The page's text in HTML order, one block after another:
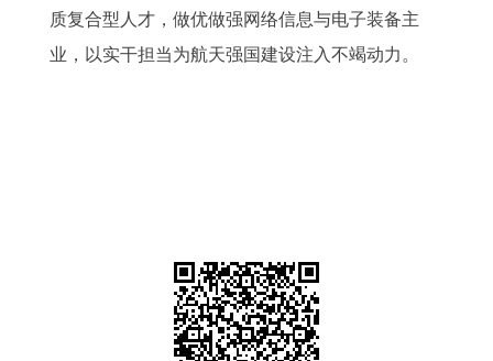
质复合型人才，做优做强网络信息与电子装备主
业，以实干担当为航天强国建设注入不竭动力。